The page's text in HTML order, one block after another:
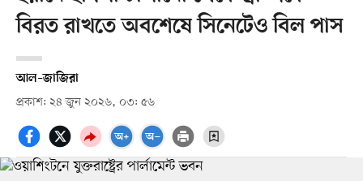
বিরত রাখতে অবশেষে সিনেটেও বিল পাস
আল–জাজিরা
প্রকাশ: ২৪ জুন ২০২৬, ০৩: ৫৬